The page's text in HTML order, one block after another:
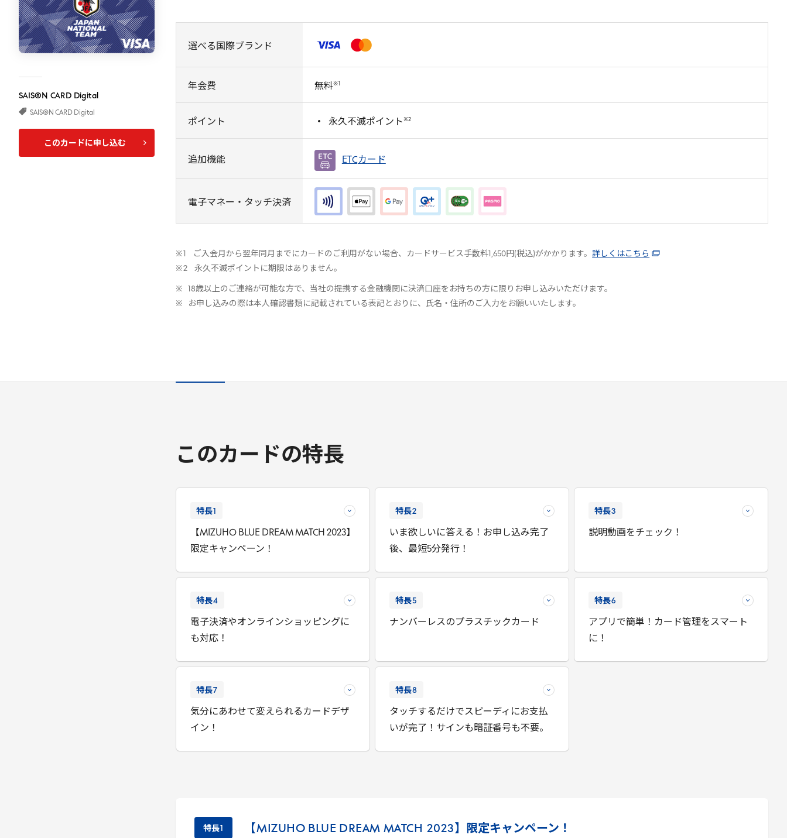
SAISON CARD Digital
SAISON CARD Digital
このカードに申し込む
選べる国際ブランド
年会費 無料※
ポイント 永久不滅ポイント ※2
追加機能 ETCカード
電子マネー・タッチ決済
ご入会月から翌年同月までにカードのご利用がない場合、カードサービス手数料1,650円(税込)がかかります。詳しくはこちら
永久不滅ポイントに期限はありません。
18歳以上のご連絡が可能な方で、当社の提携する金融機関に決済口座をお持ちの方に限りお申し込みいただけます。
お申し込みの際は本人確認書類に記載されている表記とおりに、氏名・住所のご入力をお願いいたします。
このカードの特長
特長1
【MIZUHO BLUE DREAM MATCH 2023】
限定キャンペーン！
特長2
いま欲しいに答える！お申し込み完了
後、最短5分発行！
特長3
説明動画をチェック！
特長4
電子決済やオンラインショッピングに
も対応！
特長5
ナンバーレスのプラスチックカード
特長6
アプリで簡単！カード管理をスマート
に！
特長7
気分にあわせて変えられるカードデザ
イン！
特長8
タッチするだけでスピーディにお支払
いが完了！サインも暗証番号も不要。
特長1 【MIZUHO BLUE DREAM MATCH 2023 】限定キャンペーン！